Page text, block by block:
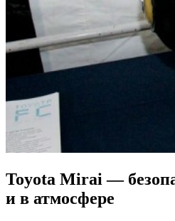
Toyota Mirai —
и в атмосфере